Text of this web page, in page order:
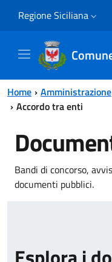
Regione Siciliana
Home Amministrazione
Accordo tra enti
Bandi di concorso,
documenti pubblici.